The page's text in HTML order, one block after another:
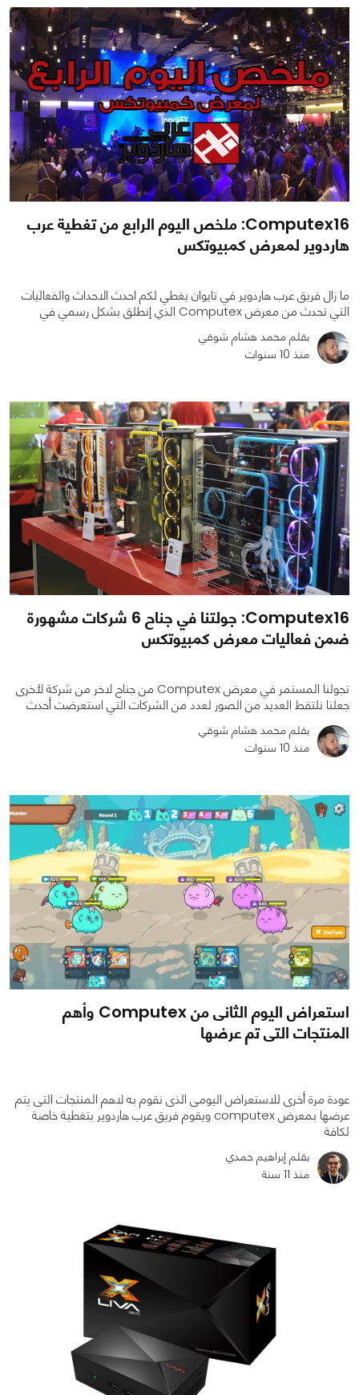
Computex16: ملخص اليوم الرابع من تغطية عرب
هاردوير لمعرض كمبيوتكس
ما زال فريق عرب هاردوير في تايوان يغطي لكم احدث الاحداث والفعاليات
التي تحدث من معرض Computex الذي إنطلق بشكل رسمي في
بقلم محمد هشام شوقي
منذ 10 سنوات
Computex16: جولتنا في جناح 6 شركات مشهورة
ضمن فعاليات معرض كمبيوتكس
تجولنا المستمر في معرض Computex من جناح لاخر من شركة لأخرى
جعلنا نلتقط العديد من الصور لعدد من الشركات التي استعرضت أحدث
بقلم محمد هشام شوقي
منذ 10 سنوات
1254
استعراض اليوم الثانى من Computex وأهم
المنتجات التى تم عرضها
عودة مرة أخرى للاستعراض اليومى الذى نقوم به لاهم المنتجات التى يتم
عرضها بمعرض computex ويقوم فريق عرب هاردوير بتغطية خاصة
لكافة
بقلم إبراهيم حمدي
منذ 11 سنة